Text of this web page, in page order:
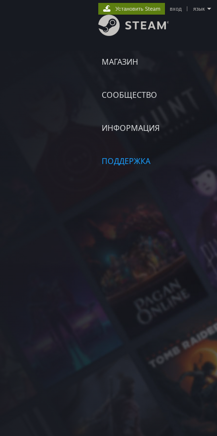
МАГАЗИН
СООБЩЕСТВО
ИНФОРМАЦИЯ
ПОДДЕРЖКА
Установить Steam вход язык